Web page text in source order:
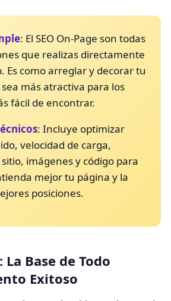
: El SEO On-Page son todas
que realizas directamente
Es como arreglar y decorar tu
más atractiva para los
fácil de encontrar.
: Incluye optimizar
velocidad de carga,
imágenes y código para
mejor tu página y la
posiciones.
La Base de Todo
Exitoso